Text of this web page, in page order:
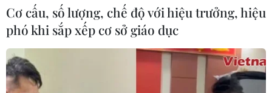
Cơ cấu, số lượng, chế độ với hiệu trưởng, hiệu
phó khi sắp xếp cơ sở giáo dục